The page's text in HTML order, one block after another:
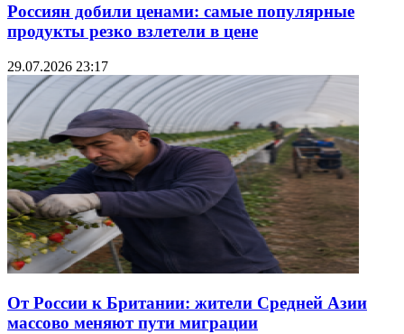
Россиян добили ценами: самые популярные
продукты резко взлетели в цене
29.07.2026 23:17
От России к Британии: жители Средней Азии
массово меняют пути миграции